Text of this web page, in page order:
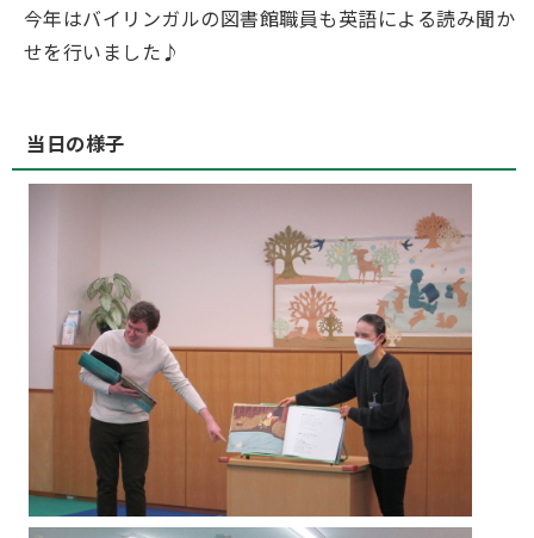
今年はバイリンガルの図書館職員も英語による読み聞か
せを行いました♪
当日の様子